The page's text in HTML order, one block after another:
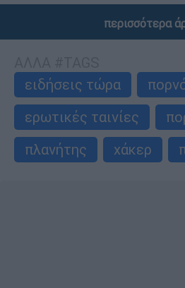
περισσότερα
ειδήσεις τώρα
ερωτικές ταινίες
πλανήτης
χάκερ